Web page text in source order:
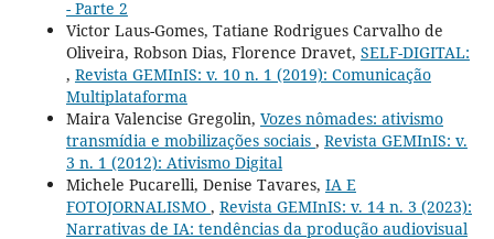
- Parte 2
Victor Laus-Gomes, Tatiane Rodrigues Carvalho de
Oliveira, Robson Dias, Florence Dravet, SELF-DIGITAL:
, Revista GEMInIS: v. 10 n. 1 (2019): Comunicação
Multiplataforma
Maira Valencise Gregolin, Vozes nômades: ativismo
transmídia e mobilizações sociais , Revista GEMInIS: v.
3 n. 1 (2012): Ativismo Digital
Michele Pucarelli, Denise Tavares, IA E
FOTOJORNALISMO , Revista GEMInIS: v. 14 n. 3 (2023):
Narrativas de IA: tendências da produção audiovisual